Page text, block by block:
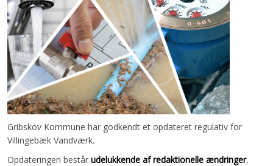
Gribskov Kommune har godkendt et opdateret regulativ for
Villingebæk Vandværk.
Opdateringen består udelukkende af redaktionelle ændringer,